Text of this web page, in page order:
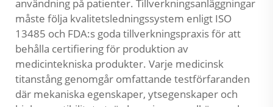
användning på patienter. Tillverkningsanläggningar
måste följa kvalitetsledningssystem enligt ISO
13485 och FDA:s goda tillverkningspraxis för att
behålla certifiering för produktion av
medicintekniska produkter. Varje medicinsk
titanstång genomgår omfattande testförfaranden
där mekaniska egenskaper, ytsegenskaper och